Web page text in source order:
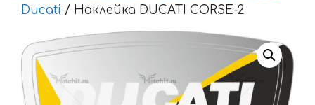
Ducati / Наклейка DUCATI CORSE-2